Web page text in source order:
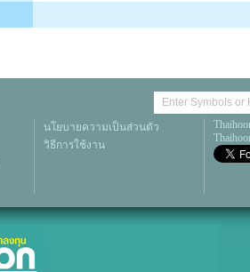
นโยบายความเป็นส่วนตัว
วิธีการใช้งาน